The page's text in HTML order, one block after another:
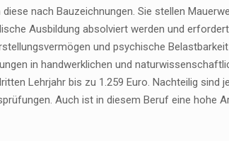
nach Bauzeichnungen. Sie stellen
Ausbildung absolviert werden und
und psychische
in handwerklichen und
Lehrjahr bis zu 1.259 Euro. Nachteilig sind
Auch ist in diesem Beruf eine hohe